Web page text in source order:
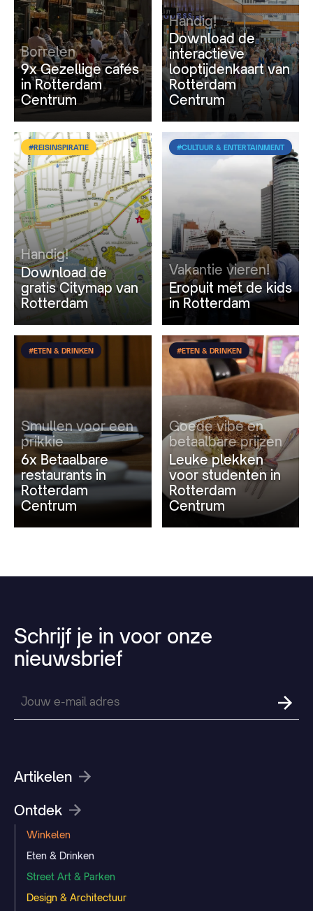
Borrelen
9x Gezellige cafés
in Rotterdam
Centrum
Handig!
Download de
interactieve
looptijdenkaart van
Rotterdam
Centrum
#REISINSPIRATIE
Handig!
Download de
gratis Citymap van
Rotterdam
#CULTUUR & ENTERTAINMENT
Vakantie vieren!
Eropuit met de kids
in Rotterdam
#ETEN & DRINKEN
Smullen voor een
prikkie
6x Betaalbare
restaurants in
Rotterdam
Centrum
#ETEN & DRINKEN
Goede vibe en
betaalbare prijzen
Leuke plekken
voor studenten in
Rotterdam
Centrum
Schrijf je in voor onze
nieuwsbrief
Artikelen
Ontdek
Winkelen
Eten & Drinken
Street Art & Parken
Design & Architectuur